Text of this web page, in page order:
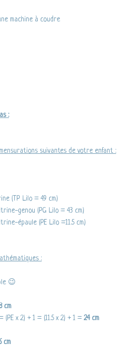
machine à coudre
:
suivantes de votre enfant :
(TP Lilo = 49 cm)
genou (PG Lilo = 43 cm)
épaule (PE Lilo =11.5 cm)
:
😉
cm
x 2) + 1 = (11.5 x 2) + 1 = 24 cm
cm